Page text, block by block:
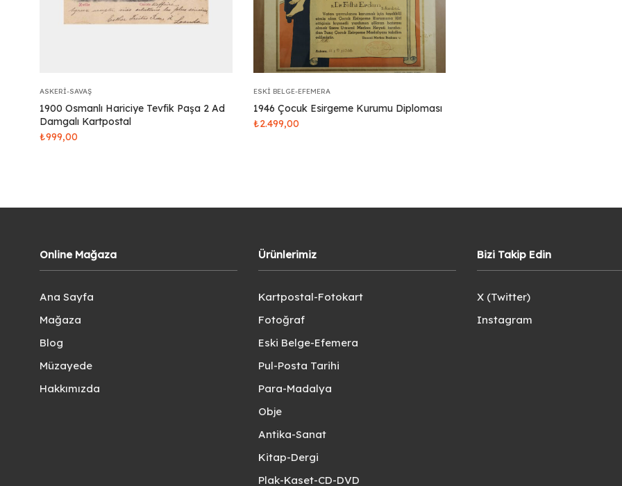
ASKERI-SAVAŞ
1900 Osmanlı Hariciye Tevfik Paşa 2 Ad
Damgalı Kartpostal
₺999,00
ESKI BELGE-EFEMERA
1946 Çocuk Esirgeme Kurumu Diploması
₺2.499,00
Online Mağaza
Ana Sayfa
Mağaza
Blog
Müzayede
Hakkımızda
Ürünlerimiz
Kartpostal-Fotokart
Fotoğraf
Eski Belge-Efemera
Pul-Posta Tarihi
Para-Madalya
Obje
Antika-Sanat
Kitap-Dergi
Plak-Kaset-CD-DVD
Bizi Takip Edin
X (Twitter)
Instagram